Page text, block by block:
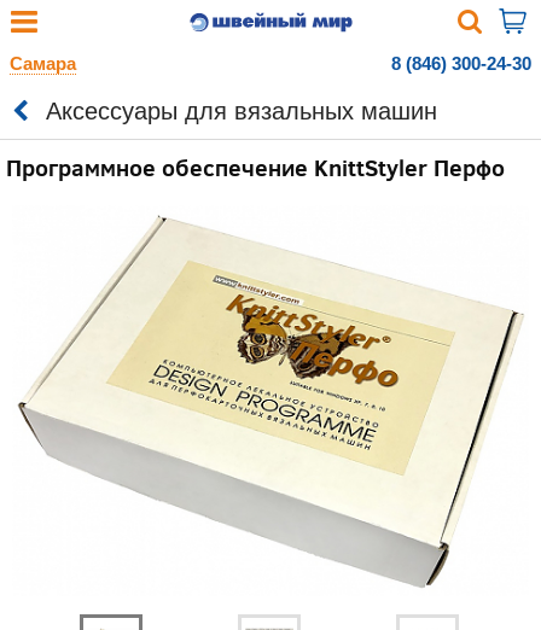
Самара 8 (846) 300-24-30
Аксессуары для вязальных машин
Программное обеспечение KnittStyler Перфо